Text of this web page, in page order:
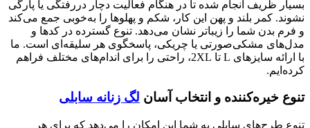
بسیار ظریف انجام شده تا در هنگام فعالیت دچار دررفتگی یا پارگی
نشوند. کمر بلند و پهن این کار، شکم و پهلوها را به‌خوبی جمع می‌کند
و فرم بدن شما را زیباتر نشان می‌دهد. تنوع گسترده در کدها و
مدل‌های مشکی‌صورتی یا چریکی، پاسخگوی هر سلیقه‌ای است. ما
با ارائه سایزهای L تا 2XL، راحتی را برای اندام‌های مختلف فراهم
کرده‌ایم.
تنوع خیره‌کننده و انتخاب آسان لگ زنانه سابلی
تنوع طرح‌های سابلی به شما این امکان را می‌دهد که برای هر